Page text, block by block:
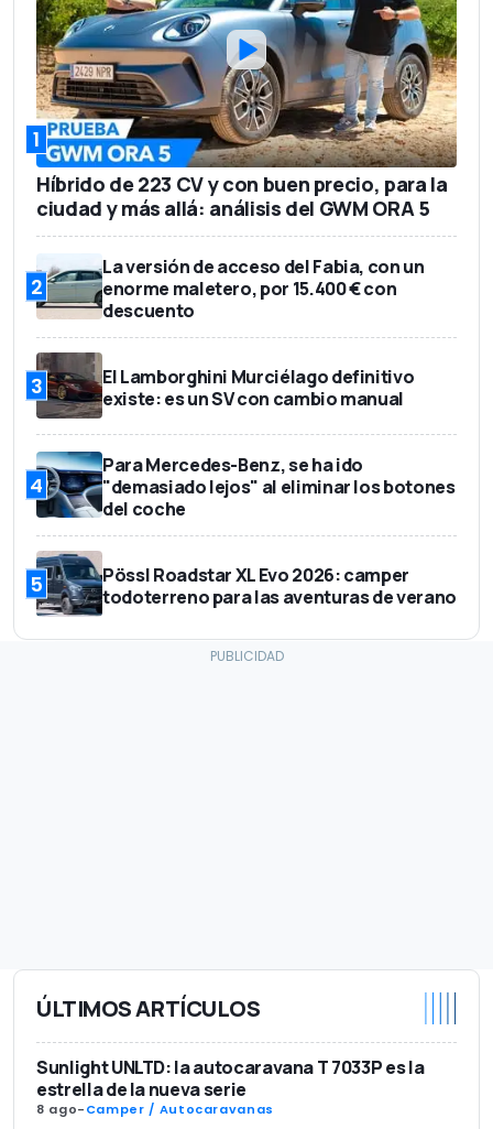
1
Híbrido de 223 CV y con buen precio, para la
ciudad y más allá: análisis del GWM ORA 5
2
La versión de acceso del Fabia, con un
enorme maletero, por 15.400 € con
descuento
3
El Lamborghini Murciélago definitivo
existe: es un SV con cambio manual
4
Para Mercedes-Benz, se ha ido
"demasiado lejos" al eliminar los botones
del coche
5
Pössl Roadstar XL Evo 2026: camper
todoterreno para las aventuras de verano
ÚLTIMOS ARTÍCULOS
Sunlight UNLTD: la autocaravana T 7033P es la
estrella de la nueva serie
8 ago-Camper / Autocaravanas